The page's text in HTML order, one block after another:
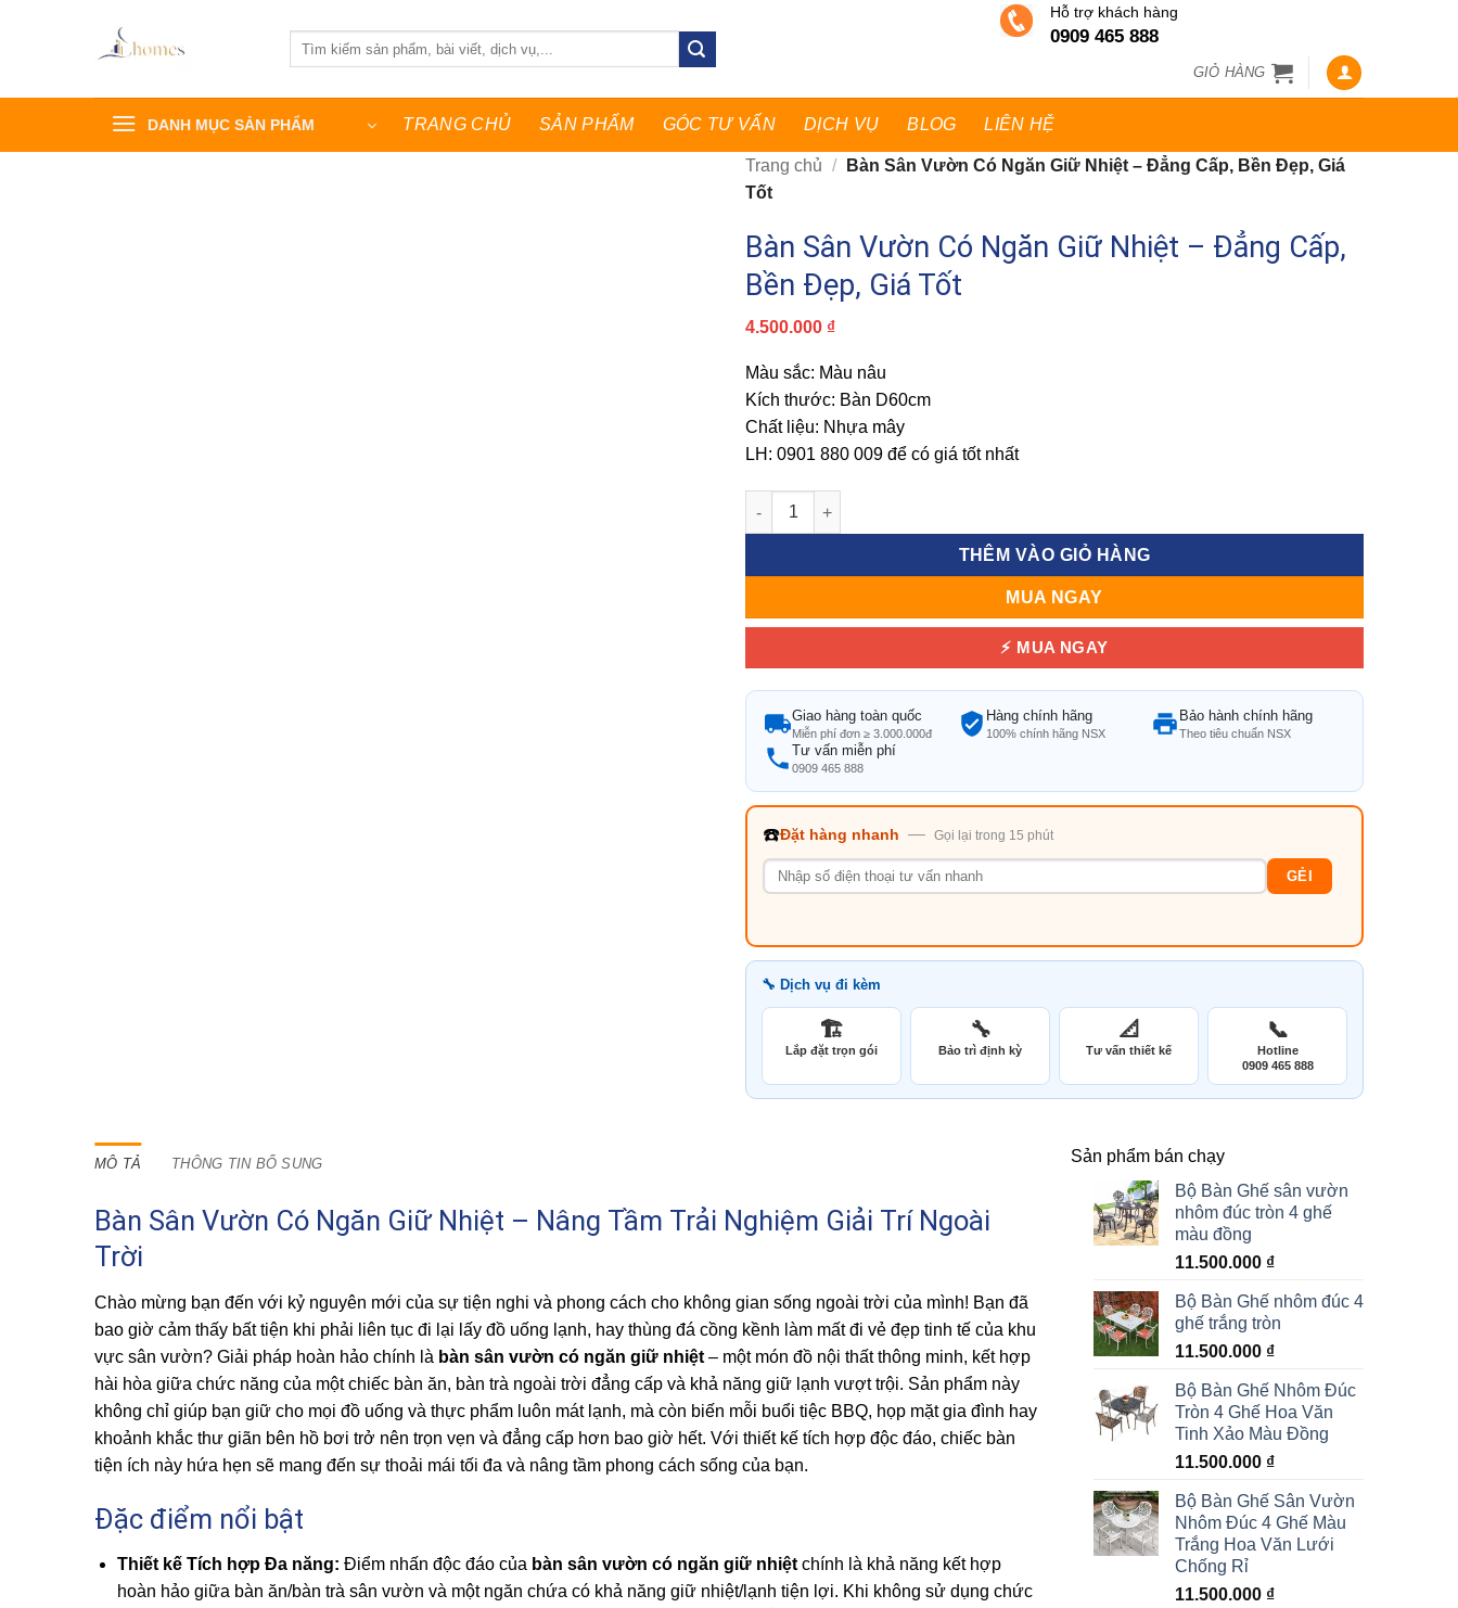
dung
Hỗ trợ khách hàng
0909 465 888
GIỎ HÀNG
DANH MỤC SẢN PHẨM TRANG CHỦ SẢN PHẨM GÓC TƯ VẤN DỊCH VỤ BLOG LIÊN HỆ
Trang chủ /
Bàn Sân Vườn Có Ngăn Giữ Nhiệt – Đẳng Cấp, Bền Đẹp, Giá
Tốt
Bàn Sân Vườn Có Ngăn Giữ Nhiệt – Đẳng Cấp,
Bền Đẹp, Giá Tốt
4.500.000 ₫
Màu sắc: Màu nâu
Kích thước: Bàn D60cm
Chất liệu: Nhựa mây
LH: 0901 880 009 để có giá tốt nhất
Bàn Sân Vườn Có Ngăn Giữ Nhiệt - Đẳng Cấp, Bền Đẹp, Giá Tốt số lượng
THÊM VÀO GIỎ HÀNG
MUA NGAY
⚡ MUA NGAY
Giao hàng toàn quốc
Miễn phí đơn ≥ 3.000.000đ
Hàng chính hãng
100% chính hãng NSX
Bảo hành chính hãng
Theo tiêu chuẩn NSX
Tư vấn miễn phí
0909 465 888
☎️Đặt hàng nhanh — Gọi lại trong 15 phút
GẺI
🔧 Dịch vụ đi kèm
🏗️
Lắp đặt trọn gói
🔧
Bảo trì định kỳ
📐
Tư vấn thiết kế
📞
Hotline
0909 465 888
MÔ TẢ THÔNG TIN BỔ SUNG
Bàn Sân Vườn Có Ngăn Giữ Nhiệt – Nâng Tầm Trải Nghiệm Giải Trí Ngoài
Trời
Chào mừng bạn đến với kỷ nguyên mới của sự tiện nghi và phong cách cho không gian sống ngoài trời của mình! Bạn đã
bao giờ cảm thấy bất tiện khi phải liên tục đi lại lấy đồ uống lạnh, hay thùng đá cồng kềnh làm mất đi vẻ đẹp tinh tế của khu
vực sân vườn? Giải pháp hoàn hảo chính là bàn sân vườn có ngăn giữ nhiệt – một món đồ nội thất thông minh, kết hợp
hài hòa giữa chức năng của một chiếc bàn ăn, bàn trà ngoài trời đẳng cấp và khả năng giữ lạnh vượt trội. Sản phẩm này
không chỉ giúp bạn giữ cho mọi đồ uống và thực phẩm luôn mát lạnh, mà còn biến mỗi buổi tiệc BBQ, họp mặt gia đình hay
khoảnh khắc thư giãn bên hồ bơi trở nên trọn vẹn và đẳng cấp hơn bao giờ hết. Với thiết kế tích hợp độc đáo, chiếc bàn
tiện ích này hứa hẹn sẽ mang đến sự thoải mái tối đa và nâng tầm phong cách sống của bạn.
Đặc điểm nổi bật
Thiết kế Tích hợp Đa năng: Điểm nhấn độc đáo của bàn sân vườn có ngăn giữ nhiệtchính là khả năng kết hợp
hoàn hảo giữa bàn ăn/bàn trà sân vườn và một ngăn chứa có khả năng giữ nhiệt/lạnh tiện lợi. Khi không sử dụng chức
Sản phẩm bán chạy
Bộ Bàn Ghế sân vườn
nhôm đúc tròn 4 ghế
màu đồng
11.500.000 ₫
Bộ Bàn Ghế nhôm đúc 4
ghế trắng tròn
11.500.000 ₫
Bộ Bàn Ghế Nhôm Đúc
Tròn 4 Ghế Hoa Văn
Tinh Xảo Màu Đồng
11.500.000 ₫
Bộ Bàn Ghế Sân Vườn
Nhôm Đúc 4 Ghế Màu
Trắng Hoa Văn Lưới
Chống Rỉ
11.500.000 ₫